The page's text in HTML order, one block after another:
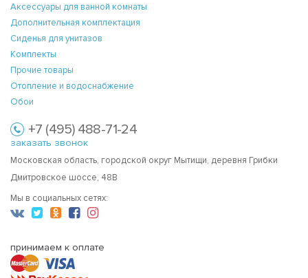
Аксессуары для ванной комнаты
Дополнительная комплектация
Сиденья для унитазов
Комплекты
Прочие товары
Отопление и водоснабжение
Обои
+7 (495) 488-71-24
заказать звонок
Московская область, городской округ Мытищи, деревня Грибки
Дмитровское шоссе, 48В
Мы в социальных сетях:
принимаем к оплате